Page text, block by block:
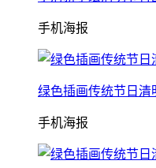
手机海报
绿色插画传统节日清
手机海报